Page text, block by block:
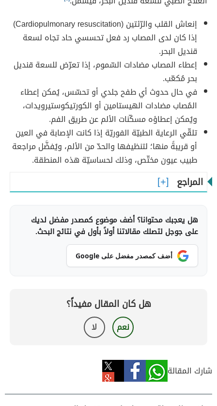
إنعاش القلب والرّئتين (Cardiopulmonary resuscitation)
إذا كان لدى المصاب رد فعل تحسسي حاد تجاه لسعة
قنديل البحر.
إعطاء المصاب مضادات السّموم، إذا تعرّض للسعة قنديل
بحر مُكعّب.
في حال حدوث أي طفح جلدي أو تحسّس، يُمكن إعطاء
المُصاب مضادات الهيستامين أو الكورتيكوستيرويدات،
ويُمكن إعطاؤه مسكّنات الألم عن طريق الفم.
تلقّي الرعاية الطبيّة الفوريّة إذا كانت الإصابة في العين
أو قريبةً منها؛ لتنظيفها والحدّ من الألم، ويُفضَّل مراجعة
طبيب عيون مختّص، وذلك لحساسيّة هذه المنطقة.
المراجع
هل يعجبك محتوانا؟ أضف موضوع كمصدر مفضل لديك
على جوجل لتصلك مقالاتنا أولاً بأول في نتائج البحث.
أضف كمصدر مفضل على Google
هل كان المقال مفيداً؟
نعم لا
شارك المقالة